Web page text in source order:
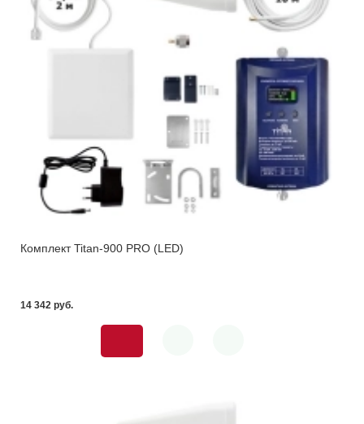
Комплект Titan-900 PRO (LED)
14 342 pуб.